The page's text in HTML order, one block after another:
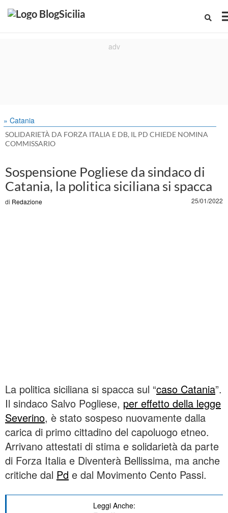
» Catania
SOLIDARIETÀ DA FORZA ITALIA E DB, IL PD CHIEDE NOMINA
COMMISSARIO
Sospensione Pogliese da sindaco di
Catania, la politica siciliana si spacca
di Redazione 25/01/2022
La politica siciliana si spacca sul “caso Catania”.
Il sindaco Salvo Pogliese, per effetto della legge
Severino, è stato sospeso nuovamente dalla
carica di primo cittadino del capoluogo etneo.
Arrivano attestati di stima e solidarietà da parte
di Forza Italia e Diventerà Bellissima, ma anche
critiche dal Pd e dal Movimento Cento Passi.
Leggi Anche: